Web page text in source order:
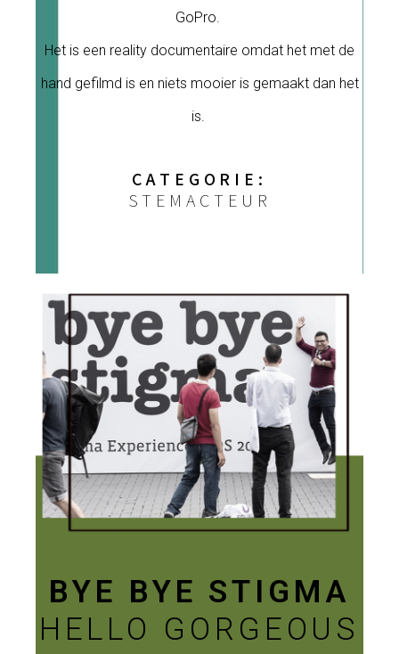
GoPro.
Het is een reality documentaire omdat het met de
hand gefilmd is en niets mooier is gemaakt dan het
is.
CATEGORIE:
STEMACTEUR
BYE BYE STIGMA
HELLO GORGEOUS